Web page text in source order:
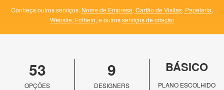
Conheça outros serviços: Nome de Empresa, Cartão de Visitas, Papelaria,
Website, Folheto, e outrosserviços de criação
53
OPÇÕES
9
DESIGNERS
BÁSICO
PLANO ESCOLHIDO